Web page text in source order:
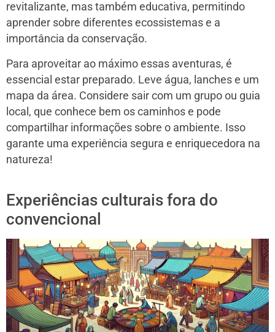
revitalizante, mas também educativa, permitindo
aprender sobre diferentes ecossistemas e a
importância da conservação.
Para aproveitar ao máximo essas aventuras, é
essencial estar preparado. Leve água, lanches e um
mapa da área. Considere sair com um grupo ou guia
local, que conhece bem os caminhos e pode
compartilhar informações sobre o ambiente. Isso
garante uma experiência segura e enriquecedora na
natureza!
Experiências culturais fora do
convencional